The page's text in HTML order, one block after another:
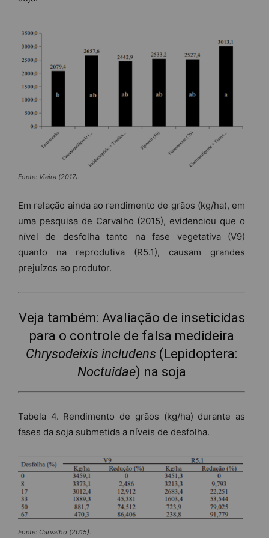
Fonte: Vieira (2017).
Em relação ainda ao rendimento de grãos (kg/ha), em
uma pesquisa de Carvalho (2015), evidenciou que o
nível de desfolha tanto na fase vegetativa (V9)
quanto na reprodutiva (R5.1), causam grandes
prejuízos ao produtor.
Veja também: Avaliação de inseticidas
para o controle de falsa medideira
Chrysodeixis includens (Lepidoptera:
Noctuidae) na soja
Tabela 4. Rendimento de grãos (kg/ha) durante as
fases da soja submetida a níveis de desfolha.
Fonte: Carvalho (2015).